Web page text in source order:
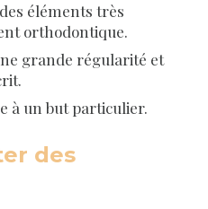
éléments très
orthodontique.
grande régularité et
à un but particulier.
des